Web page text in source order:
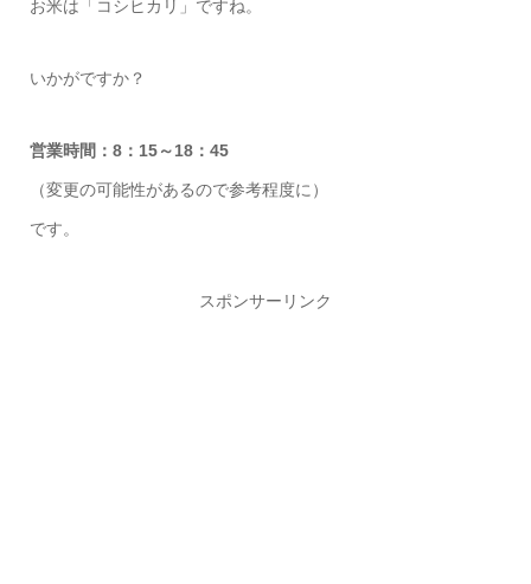
お米は「コシヒカリ」ですね。
いかがですか？
営業時間：8：15～18：45
（変更の可能性があるので参考程度に）
です。
スポンサーリンク